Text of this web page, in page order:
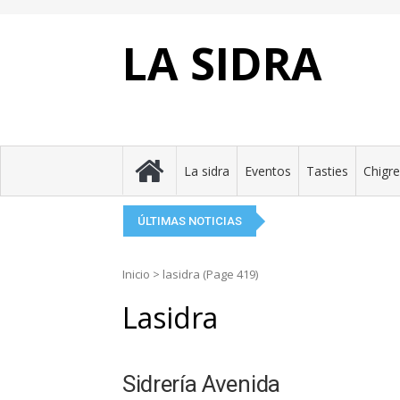
LA SIDRA
La sidra Eventos Tasties
ÚLTIMAS NOTICIAS
Eluveitie: la llume
Perlora brinda pola
El Festival de la
Tierra Astur
Inicio > lasidra (Page 419)
Lasidra
Sidrería Avenida